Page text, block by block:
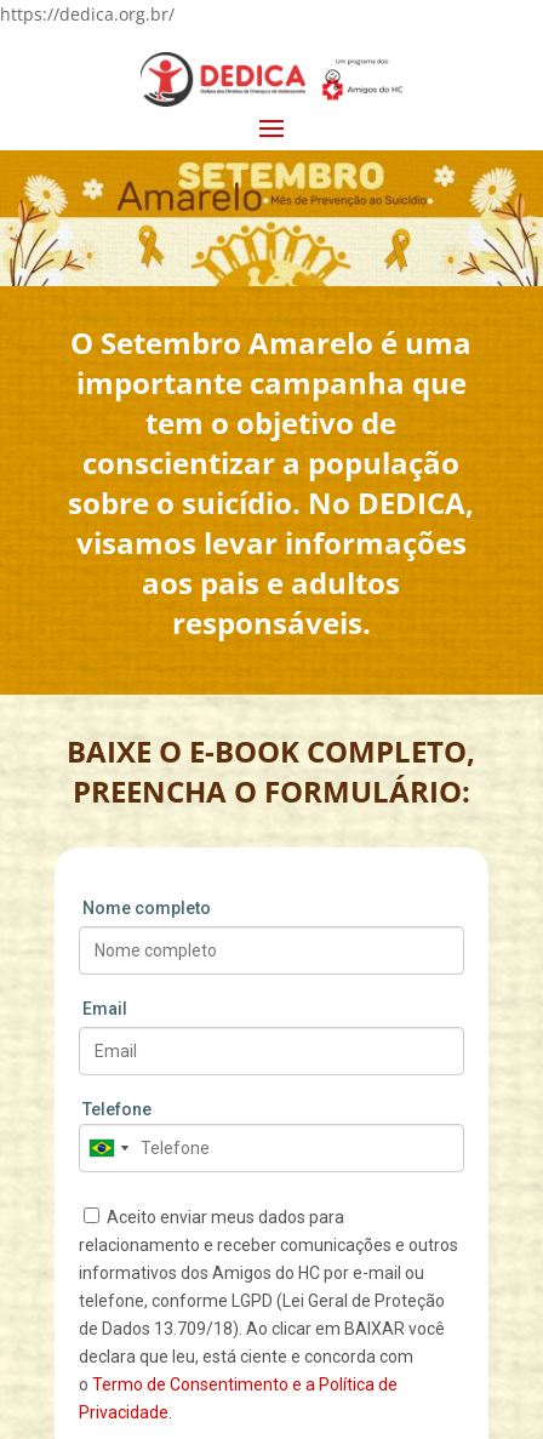
https://dedica.org.br/
O Setembro Amarelo é uma
importante campanha que
tem o objetivo de
conscientizar a população
sobre o suicídio. No DEDICA,
visamos levar informações
aos pais e adultos
responsáveis.
BAIXE O E-BOOK COMPLETO,
PREENCHA O FORMULÁRIO:
Nome completo
Email
Telefone
Aceito enviar meus dados para
relacionamento e receber comunicações e outros
informativos dos Amigos do HC por e-mail ou
telefone, conforme LGPD (Lei Geral de Proteção
de Dados 13.709/18). Ao clicar em BAIXAR você
declara que leu, está ciente e concorda com
o Termo de Consentimento e a Política de
Privacidade.